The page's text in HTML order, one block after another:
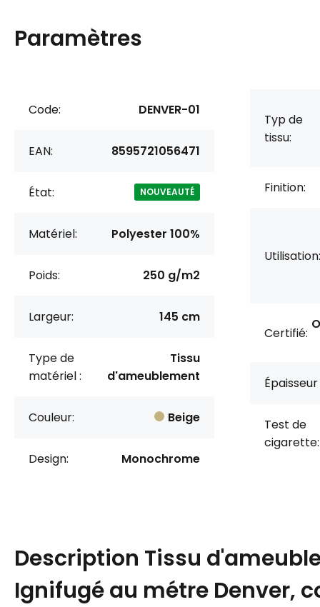
Paramètres
Code: DENVER-01
EAN: 8595721056471
État: NOUVEAUTÉ
Matériel: Polyester 100%
Poids: 250 g/m2
Largeur: 145 cm
Type de
matériel :
Tissu
d'ameublement
Couleur: Beige
Design: Monochrome
Typ de
tissu:
Finition:
Utilisation:
Certifié:
Épaisseur
Test de
cigarette:
Description Tissu
Ignifugé au métre Denver,